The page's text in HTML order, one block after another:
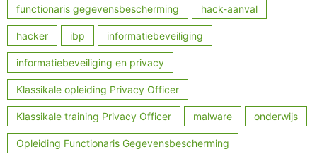
functionaris gegevensbescherming hack-aanval
hacker ibp informatiebeveiliging
informatiebeveiliging en privacy
Klassikale opleiding Privacy Officer
Klassikale training Privacy Officer malware onderwijs
Opleiding Functionaris Gegevensbescherming